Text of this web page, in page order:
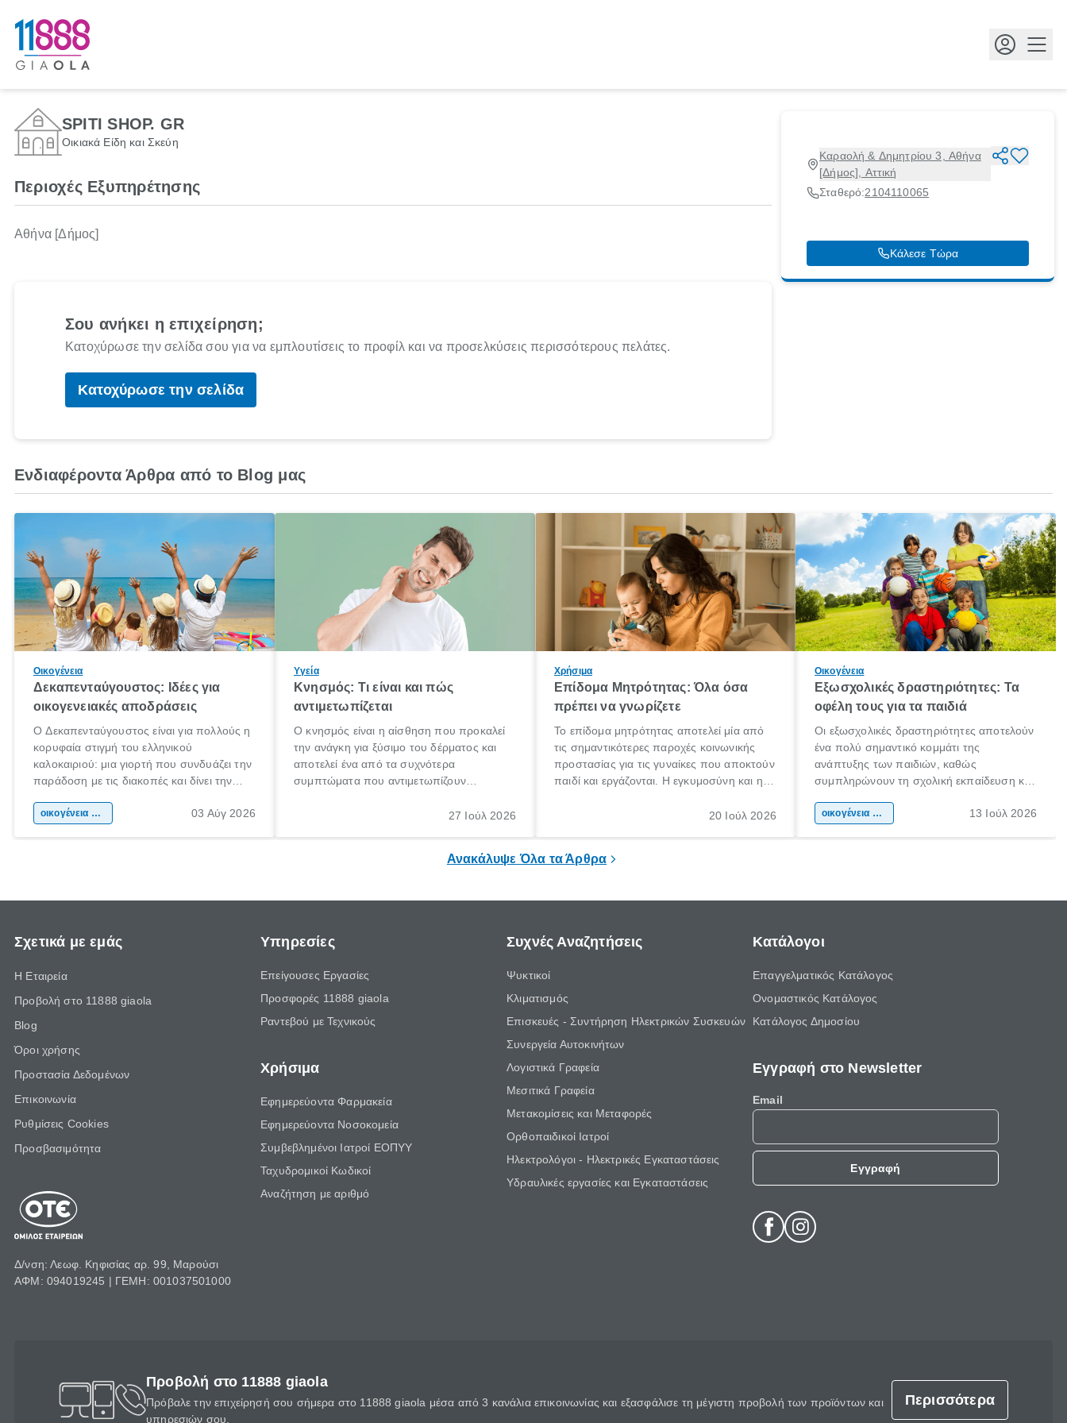
SPITI SHOP. GR
Οικιακά Είδη και Σκεύη
Καραολή & Δημητρίου 3, Αθήνα
[Δήμος], Αττική
Σταθερό:2104110065
Κάλεσε Τώρα
Περιοχές Εξυπηρέτησης
Αθήνα [Δήμος]
Σου ανήκει η επιχείρηση;
Κατοχύρωσε την σελίδα σου για να εμπλουτίσεις το προφίλ και να προσελκύσεις περισσότερους πελάτες.
Κατοχύρωσε την σελίδα
Ενδιαφέροντα Άρθρα από το Blog μας
Οικογένεια
Δεκαπενταύγουστος: Ιδέες για
οικογενειακές αποδράσεις
Ο Δεκαπενταύγουστος είναι για πολλούς η
κορυφαία στιγμή του ελληνικού
καλοκαιριού: μια γιορτή που συνδυάζει την
παράδοση με τις διακοπές και δίνει την
χώρας. Είτε πρόκειται για λίγες μέρες
οικογένεια & παιδί 03 Αύγ 2026
Υγεία
Κνησμός: Τι είναι και πώς
αντιμετωπίζεται
Ο κνησμός είναι η αίσθηση που προκαλεί
την ανάγκη για ξύσιμο του δέρματος και
αποτελεί ένα από τα συχνότερα
συμπτώματα που αντιμετωπίζουν
πληροφορίες για το «κνησμός τι είναι»,
27 Ιούλ 2026
Χρήσιμα
Επίδομα Μητρότητας: Όλα όσα
πρέπει να γνωρίζετε
Το επίδομα μητρότητας αποτελεί μία από
τις σημαντικότερες παροχές κοινωνικής
προστασίας για τις γυναίκες που αποκτούν
παιδί και εργάζονται. Η εγκυμοσύνη και η
σημαντική περίοδος στη ζωή κάθε20 Ιούλ 2026
Οικογένεια
Εξωσχολικές δραστηριότητες: Τα
οφέλη τους για τα παιδιά
Οι εξωσχολικές δραστηριότητες αποτελούν
ένα πολύ σημαντικό κομμάτι της
ανάπτυξης των παιδιών, καθώς
συμπληρώνουν τη σχολική εκπαίδευση και
της προσωπικότητας, της κοινωνικότητας
οικογένεια & παιδί 13 Ιούλ 2026
Ανακάλυψε Όλα τα Άρθρα
Σχετικά με εμάς
Η Εταιρεία
Προβολή στο 11888 giaola
Blog
Όροι χρήσης
Προστασία Δεδομένων
Επικοινωνία
Ρυθμίσεις Cookies
Προσβασιμότητα
Δ/νση: Λεωφ. Κηφισίας αρ. 99, Μαρούσι
ΑΦΜ: 094019245 | ΓΕΜΗ: 001037501000
Υπηρεσίες
Επείγουσες Εργασίες
Προσφορές 11888 giaola
Ραντεβού με Τεχνικούς
Χρήσιμα
Εφημερεύοντα Φαρμακεία
Εφημερεύοντα Νοσοκομεία
Συμβεβλημένοι Ιατροί ΕΟΠΥΥ
Ταχυδρομικοί Κωδικοί
Αναζήτηση με αριθμό
Συχνές Αναζητήσεις
Ψυκτικοί
Κλιματισμός
Επισκευές - Συντήρηση Ηλεκτρικών Συσκευών
Συνεργεία Αυτοκινήτων
Λογιστικά Γραφεία
Μεσιτικά Γραφεία
Μετακομίσεις και Μεταφορές
Ορθοπαιδικοί Ιατροί
Ηλεκτρολόγοι - Ηλεκτρικές Εγκαταστάσεις
Υδραυλικές εργασίες και Εγκαταστάσεις
Κατάλογοι
Επαγγελματικός Κατάλογος
Ονομαστικός Κατάλογος
Κατάλογος Δημοσίου
Εγγραφή στο Newsletter
Email
Εγγραφή
Προβολή στο 11888 giaola
Πρόβαλε την επιχείρησή σου σήμερα στο 11888 giaola μέσα από 3 κανάλια επικοινωνίας και εξασφάλισε τη μέγιστη προβολή των προϊόντων και
υπηρεσιών σου.
Περισσότερα